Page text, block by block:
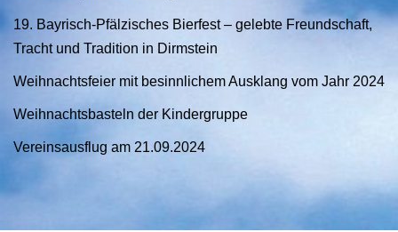
19. Bayrisch-Pfälzisches Bierfest – gelebte Freundschaft,
Tracht und Tradition in Dirmstein
Weihnachtsfeier mit besinnlichem Ausklang vom Jahr 2024
Weihnachtsbasteln der Kindergruppe
Vereinsausflug am 21.09.2024